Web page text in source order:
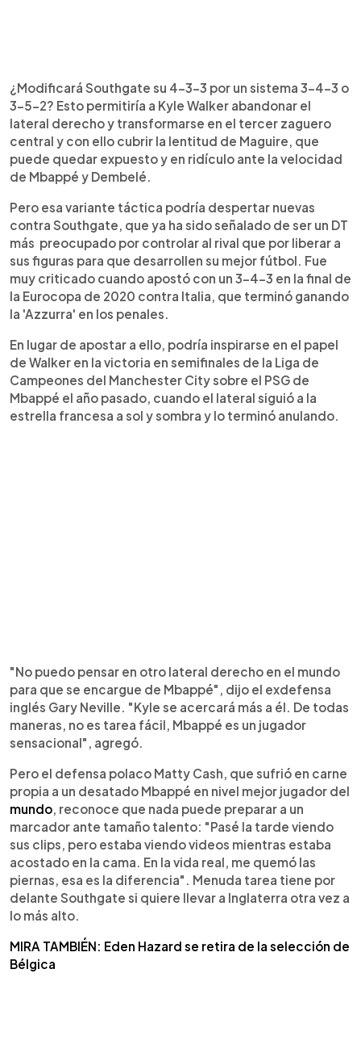
¿Modificará Southgate su 4-3-3 por un sistema 3-4-3 o
3-5-2? Esto permitiría a Kyle Walker abandonar el
lateral derecho y transformarse en el tercer zaguero
central y con ello cubrir la lentitud de Maguire, que
puede quedar expuesto y en ridículo ante la velocidad
de Mbappé y Dembelé.
Pero esa variante táctica podría despertar nuevas
contra Southgate, que ya ha sido señalado de ser un DT
más preocupado por controlar al rival que por liberar a
sus figuras para que desarrollen su mejor fútbol. Fue
muy criticado cuando apostó con un 3-4-3 en la final de
la Eurocopa de 2020 contra Italia, que terminó ganando
la 'Azzurra' en los penales.
En lugar de apostar a ello, podría inspirarse en el papel
de Walker en la victoria en semifinales de la Liga de
Campeones del Manchester City sobre el PSG de
Mbappé el año pasado, cuando el lateral siguió a la
estrella francesa a sol y sombra y lo terminó anulando.
"No puedo pensar en otro lateral derecho en el mundo
para que se encargue de Mbappé", dijo el exdefensa
inglés Gary Neville. "Kyle se acercará más a él. De todas
maneras, no es tarea fácil, Mbappé es un jugador
sensacional", agregó.
Pero el defensa polaco Matty Cash, que sufrió en carne
propia a un desatado Mbappé en nivel mejor jugador del
mundo, reconoce que nada puede preparar a un
marcador ante tamaño talento: "Pasé la tarde viendo
sus clips, pero estaba viendo videos mientras estaba
acostado en la cama. En la vida real, me quemó las
piernas, esa es la diferencia". Menuda tarea tiene por
delante Southgate si quiere llevar a Inglaterra otra vez a
lo más alto.
MIRA TAMBIÉN: Eden Hazard se retira de la selección de
Bélgica